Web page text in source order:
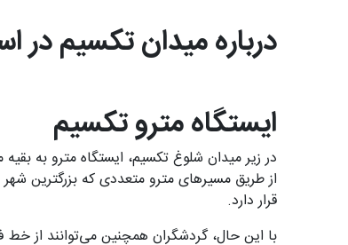
درباره میدان تکسیم در
ایستگاه مترو تکسیم
در زیر میدان شلوغ تکسیم، ایستگاه مترو به
قرار دارد.